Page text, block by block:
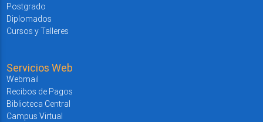
Postgrado
Diplomados
Cursos y Talleres
Servicios Web
Webmail
Recibos de Pagos
Biblioteca Central
Campus Virtual